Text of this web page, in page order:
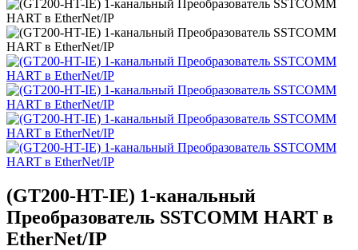
(GT200-HT-IE) 1-канальный
Преобразователь SSTCOMM HART в
EtherNet/IP